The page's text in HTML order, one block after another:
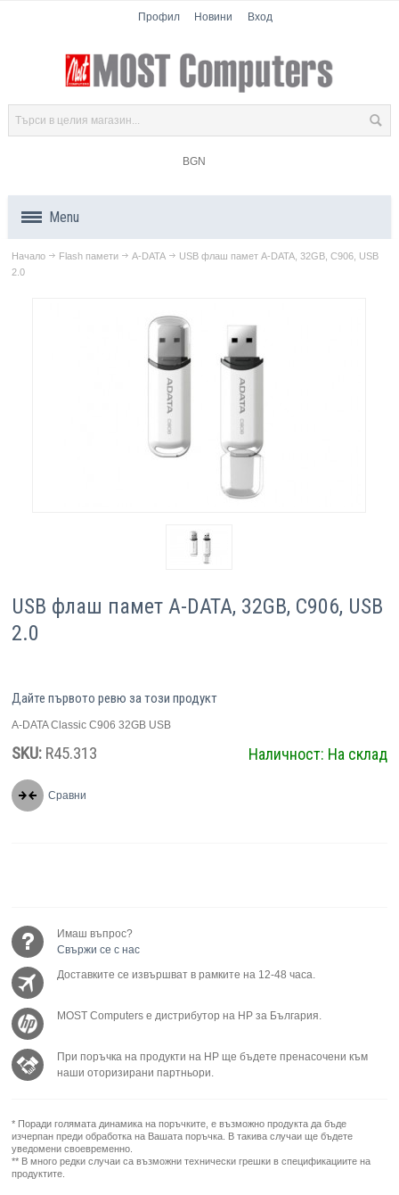
Профил Новини Вход
BGN
Menu
Продукти
Аксесоари
Начало Flash памети A-DATA
USB флаш памет A-DATA, 32GB, C906, USB
2.0
USB флаш памет A-DATA, 32GB, C906, USB
2.0
Дайте първото ревю за този продукт
A-DATA Classic C906 32GB USB
SKU: R45.313 Наличност: На склад
Сравни
Имаш въпрос?
Свържи се с нас
Доставките се извършват в рамките на 12-48 часа.
MOST Computers е дистрибутор на HP за България.
При поръчка на продукти на HP ще бъдете пренасочени към
наши оторизирани партньори.
* Поради голямата динамика на поръчките, е възможно продукта да бъде
изчерпан преди обработка на Вашата поръчка. В такива случаи ще бъдете
уведомени своевременно.
** В много редки случаи са възможни технически грешки в спецификациите на
продуктите.